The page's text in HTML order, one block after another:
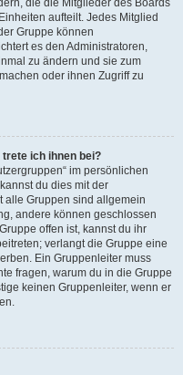
die die Mitglieder des Boards
aufteilt. Jedes Mitglied
Gruppe können
es den Administratoren,
zu ändern und sie zum
oder ihnen Zugriff zu
ich ihnen bei?
im persönlichen
du dies mit der
alle Gruppen sind allgemein
andere können geschlossen
offen ist, kannst du ihr
verlangt die Gruppe eine
Ein Gruppenleiter muss
fragen, warum du in die Gruppe
keinen Gruppenleiter, wenn er